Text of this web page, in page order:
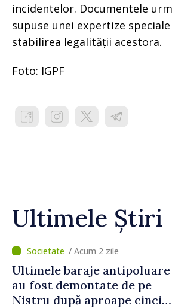
incidentelor. Documentele
supuse unei expertize
stabilirea legalității acestora.
Foto: IGPF
Ultimele Știri
/ Acum 2 zile
Ultimele baraje antipoluare
au fost demontate de pe
Nistru după aproape cinci